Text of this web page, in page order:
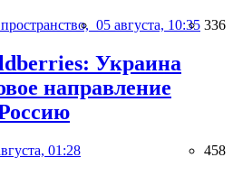
05 августа, 10:35 336
Украина
направление
01:28 458